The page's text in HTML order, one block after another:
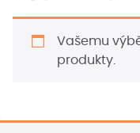
Vašemu
produkty.